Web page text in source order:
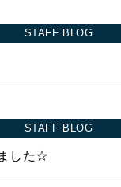
トフォームからお問い合
6210 受付時間 /
STAFF BLOG
STAFF BLOG
した☆